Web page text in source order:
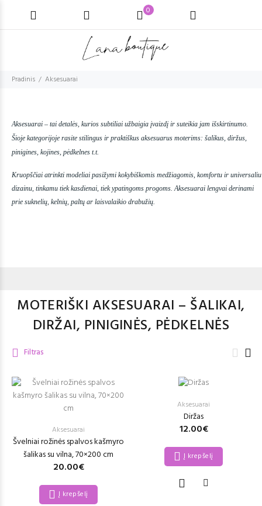
0
Pradinis Aksesuarai
Aksesuarai – tai detalės, kurios subtiliai užbaigia įvaizdį ir suteikia jam išskirtinumo.
Šioje kategorijoje rasite stilingus ir praktiškus aksesuarus moterims: šalikus, diržus,
pinigines, kojines, pėdkelnes t.t.
Kruopščiai atrinkti modeliai pasižymi kokybiškomis medžiagomis, komfortu ir universaliu
dizainu, tinkamu tiek kasdienai, tiek ypatingoms progoms. Aksesuarai lengvai derinami
prie suknelių, kelnių, paltų ar laisvalaikio drabužių.
MOTERIŠKI AKSESUARAI – ŠALIKAI,
DIRŽAI, PINIGINĖS, PĖDKELNĖS
Filtras
Aksesuarai
Švelniai rožinės spalvos kašmyro
šalikas su vilna, 70×200 cm
20.00€
Į krepšelį
Aksesuarai
Diržas
12.00€
Į krepšelį